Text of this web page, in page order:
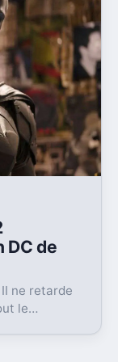
DC de
ne retarde
le